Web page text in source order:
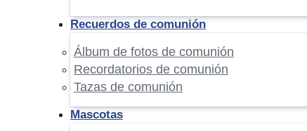
Recuerdos de comunión
Álbum de fotos de comunión
Recordatorios de comunión
Tazas de comunión
Mascotas